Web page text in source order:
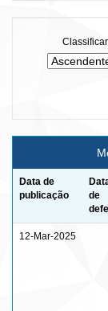
Data de
publicação
de
12-Mar-2025